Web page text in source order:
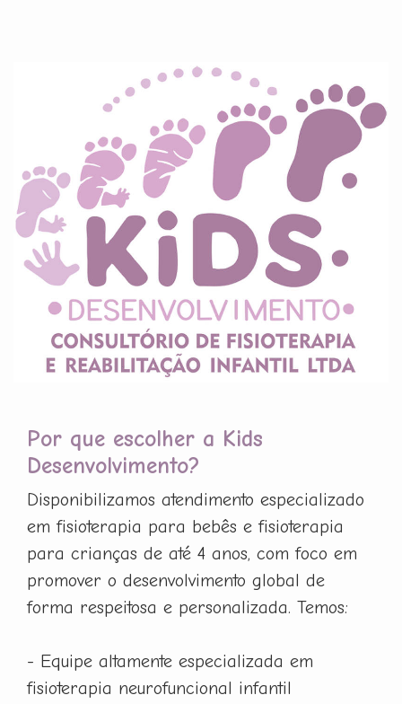
Por que escolher a Kids
Desenvolvimento?
Disponibilizamos atendimento especializado
em fisioterapia para bebês e fisioterapia
para crianças de até 4 anos, com foco em
promover o desenvolvimento global de
forma respeitosa e personalizada. Temos:
- Equipe altamente especializada em
fisioterapia neurofuncional infantil